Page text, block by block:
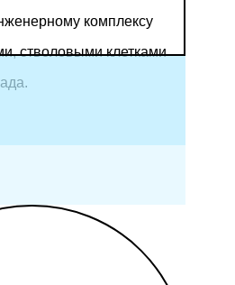
комплексу
стволовыми клетками